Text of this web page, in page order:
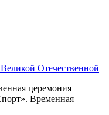
Отечественной
церемония
Временная